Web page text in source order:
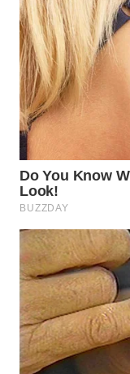
PRIANGAN
TIMUR
WN
SEMARANG
SOLO
WN
WN
MADURA
WN
SURABAYA